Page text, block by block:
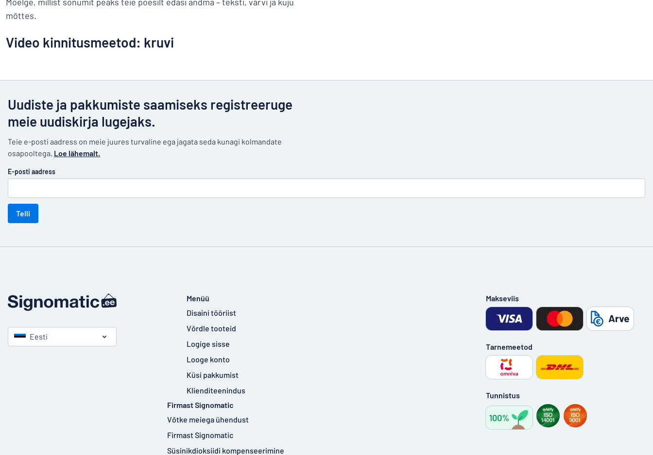
mõttes.
Video kinnitusmeetod: kruvi
Uudiste ja pakkumiste saamiseks registreeruge
meie uudiskirja lugejaks.
Teie e-posti aadress on meie juures turvaline ega jagata seda kunagi kolmandate
osapooltega. Loe lähemalt.
E-posti aadress
Telli
Eesti
Menüü
Disaini tööriist
Võrdle tooteid
Logige sisse
Looge konto
Küsi pakkumist
Klienditeenindus
Firmast Signomatic
Võtke meiega ühendust
Firmast Signomatic
Süsinikdioksiidi kompenseerimine
Makseviis
Tarnemeetod
Tunnistus